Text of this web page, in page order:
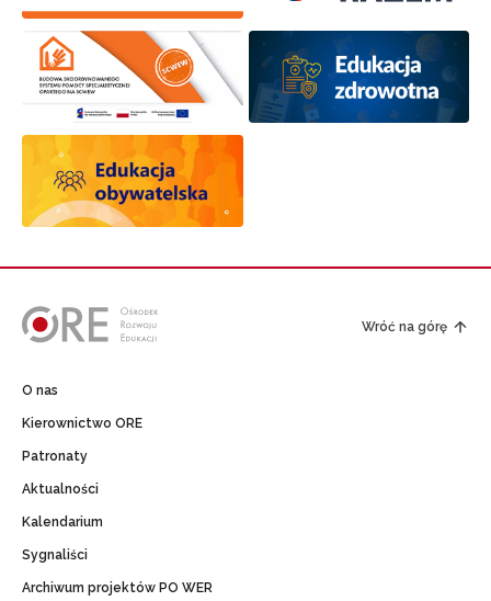
Wróć na górę
O nas
Kierownictwo ORE
Patronaty
Aktualności
Kalendarium
Sygnaliści
Archiwum projektów PO WER